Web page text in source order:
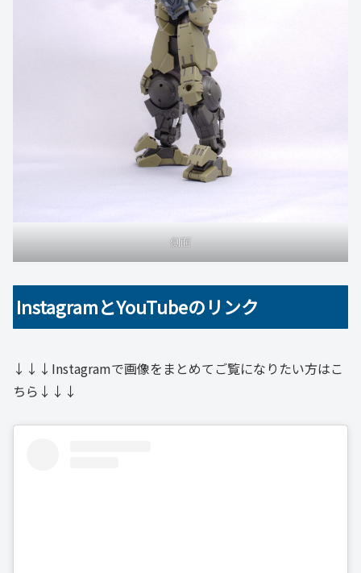
側面
InstagramとYouTubeのリンク
↓↓↓Instagramで画像をまとめてご覧になりたい方はこ
ちら↓↓↓